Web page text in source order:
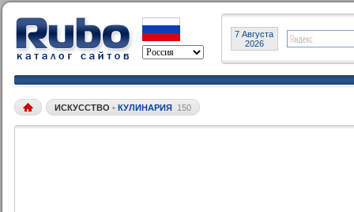
7 Августа
2026
ИСКУССТВО • КУЛИНАРИЯ 150